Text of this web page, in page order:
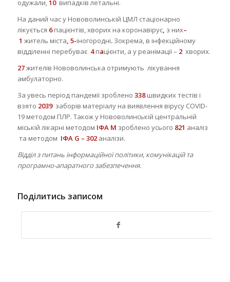
одужали,10 випадків летальні.
На даний час у Нововолинській ЦМЛ стаціонарно
лікується 6пацієнтів, хворих на коронавірус, з них–
1 житель міста, 5-іногородні.Зокрема, в інфекційному
відділенні перебуває 4пацієнти, а у реанімації – 2 хворих.
27жителів Нововолинська отримують лікування
амбулаторно.
За увесь період пандемії зроблено 338швидких тестів і
взято 2039 заборів матеріалу на виявлення вірусу COVID-
19 методом ПЛР. Також у Нововолинській центральній
міській лікарні методом ІФА М зроблено усього 821 аналіз
та методом ІФА G – 302 аналізи.
Відділ з питань інформаційної політики, комунікацій та
програмно-апаратного забезпечення.
Поділитись записом